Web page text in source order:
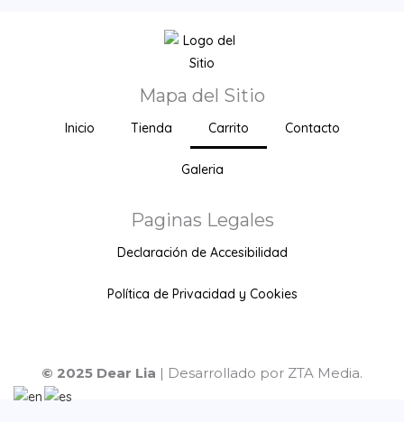
Mapa del Sitio
Inicio Tienda Carrito Contacto
Galeria
Paginas Legales
Declaración de Accesibilidad
Política de Privacidad y Cookies
© 2025 Dear Lia | Desarrollado por ZTA Media.